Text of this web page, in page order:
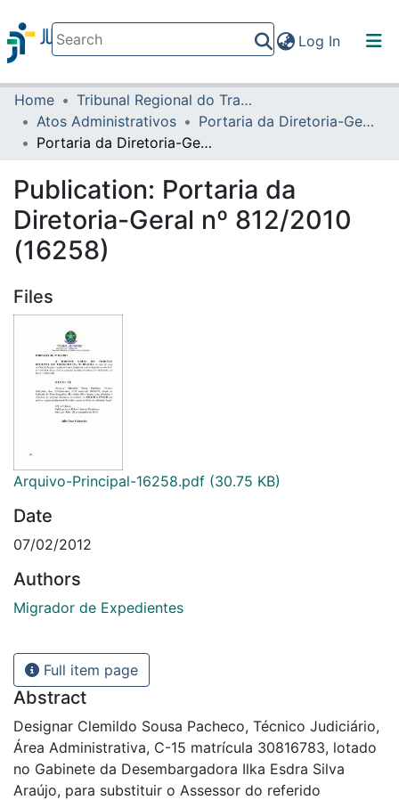
Log In(current)
Communities & Collections
All of DSpace
Home
Tribunal Regional do Trabalho da 16ª Região
Atos Administrativos
Portaria da Diretoria-Geral
Portaria da Diretoria-Geral nº 812/2010 (16258)
Publication: Portaria da
Diretoria-Geral nº 812/2010
(16258)
Files
Arquivo-Principal-16258.pdf (30.75 KB)
Date
07/02/2012
Authors
Migrador de Expedientes
Full item page
Abstract
Designar Clemildo Sousa Pacheco, Técnico Judiciário,
Área Administrativa, C-15 matrícula 30816783, lotado
no Gabinete da Desembargadora Ilka Esdra Silva
Araújo, para substituir o Assessor do referido